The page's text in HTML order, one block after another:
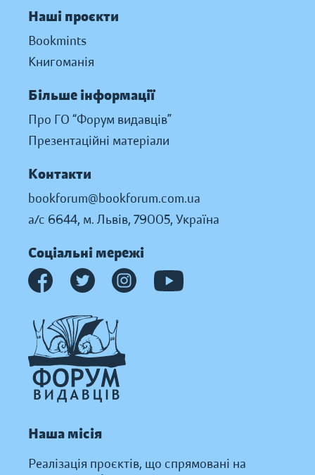
Наші проєкти
Bookmints
Книгоманія
Більше інформації
Про ГО “Форум видавців”
Презентаційні матеріали
Контакти
bookforum@bookforum.com.ua
а/с 6644, м. Львів, 79005, Україна
Соціальні мережі
Наша місія
Реалізація проєктів, що спрямовані на